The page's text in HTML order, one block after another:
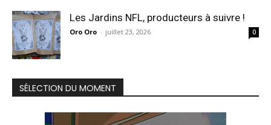
Les Jardins NFL, producteurs à suivre !
Oro Oro - juillet 23, 2026 0
SÉLECTION DU MOMENT